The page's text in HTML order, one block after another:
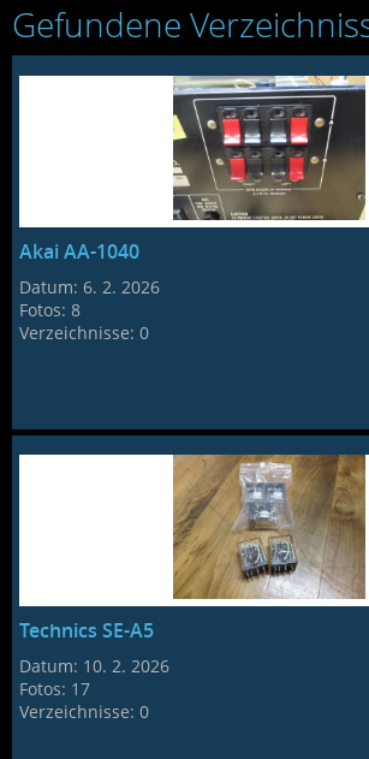
Gefundene
Akai AA-1040
Datum:6. 2. 2026
Fotos:8
Verzeichnisse:0
Technics SE-A5
Datum: 10. 2. 2026
Fotos: 17
Verzeichnisse:0